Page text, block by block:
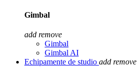
Gimbal
add remove
Gimbal
Gimbal AI
Echipamente de studio add remove